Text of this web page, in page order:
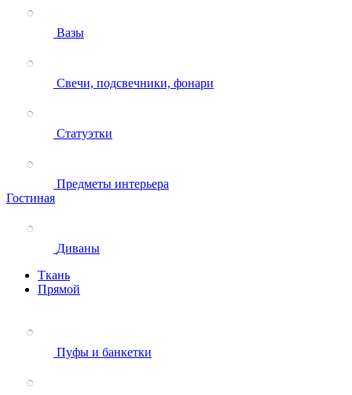
Вазы
Свечи, подсвечники, фонари
Статуэтки
Предметы интерьера
Гостиная
Диваны
Ткань
Прямой
Пуфы и банкетки